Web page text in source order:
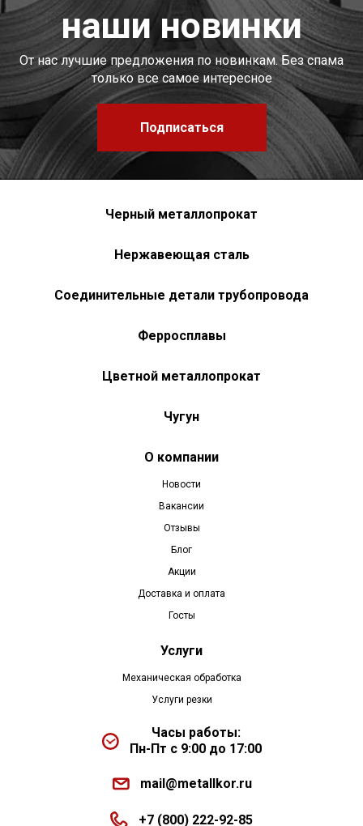
наши новинки
От нас лучшие предложения по новинкам. Без спама
только все самое интересное
Подписаться
Черный металлопрокат
Нержавеющая сталь
Соединительные детали трубопровода
Ферросплавы
Цветной металлопрокат
Чугун
О компании
Новости
Вакансии
Отзывы
Блог
Акции
Доставка и оплата
Госты
Услуги
Механическая обработка
Услуги резки
Часы работы:
Пн-Пт с 9:00 до 17:00
mail@metallkor.ru
+7 (800) 222-92-85